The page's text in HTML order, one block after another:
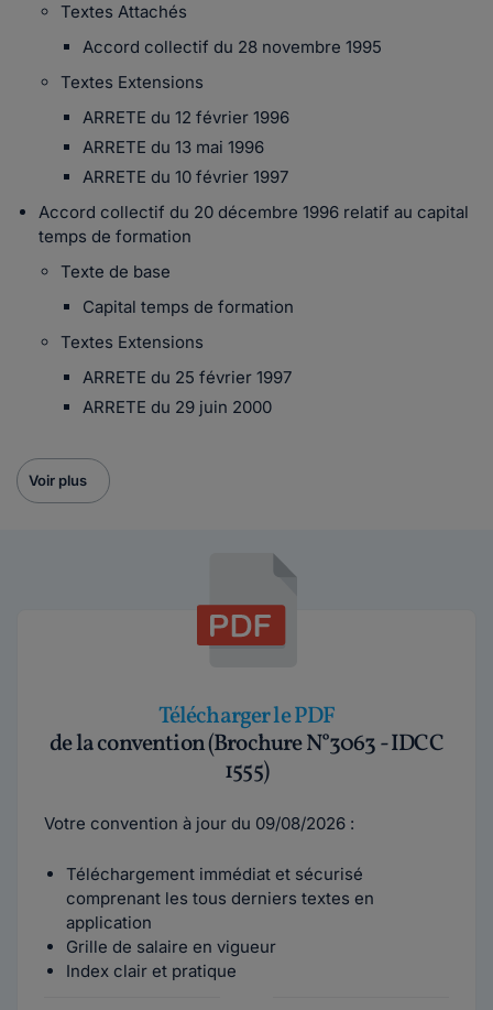
Textes Attachés
Accord collectif du 28 novembre 1995
Textes Extensions
ARRETE du 12 février 1996
ARRETE du 13 mai 1996
ARRETE du 10 février 1997
Accord collectif du 20 décembre 1996 relatif au capital
temps de formation
Texte de base
Capital temps de formation
Textes Extensions
ARRETE du 25 février 1997
ARRETE du 29 juin 2000
Voir plus
Télécharger le PDF
de la convention (Brochure N°3063 - IDCC
1555)
Votre convention à jour du 09/08/2026 :
Téléchargement immédiat et sécurisé
comprenant les tous derniers textes en
application
Grille de salaire en vigueur
Index clair et pratique